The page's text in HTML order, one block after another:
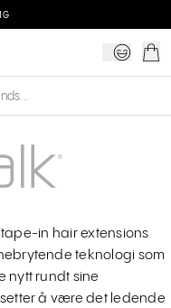
in hair extensions
teknologi som
nytt rundt sine
å være det ledende